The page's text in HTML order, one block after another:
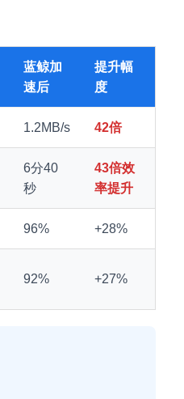
蓝鲸加
速后
提升幅
度
1.2MB/s 42倍
6分40
秒
43倍效
率提升
96% +28%
92% +27%